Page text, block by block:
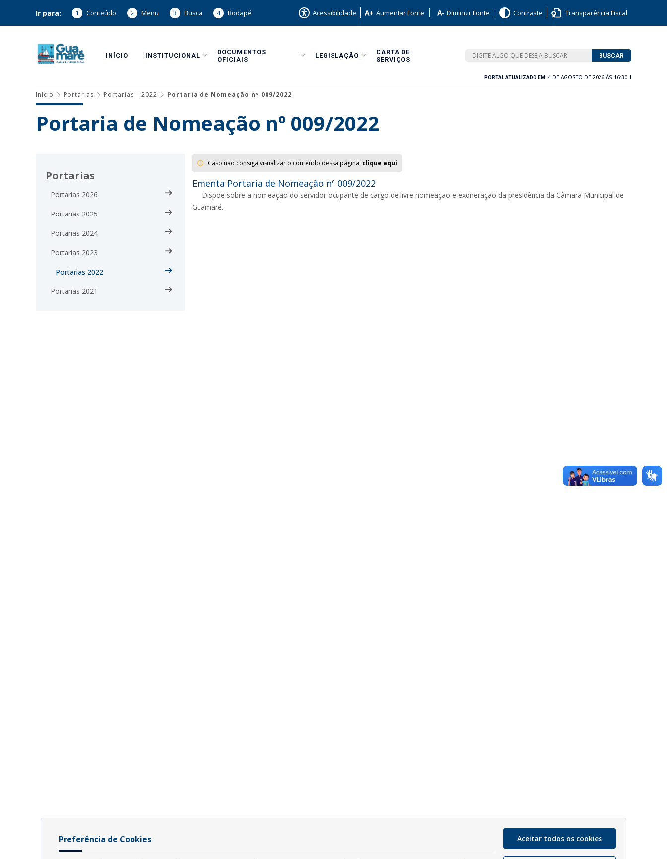
Ir para: 1 Conteúdo 2 Menu 3 Busca 4 Rodapé Acessibilidade Aumentar Fonte Diminuir Fonte Contraste Transparência Fiscal
INÍCIO INSTITUCIONAL
DOCUMENTOS
OFICIAIS
LEGISLAÇÃO
CARTA DE
SERVIÇOS
BUSCAR
PORTAL ATUALIZADO EM: 4 DE AGOSTO DE 2026 ÀS 16:30H
Início Portarias Portarias – 2022 Portaria de Nomeação nº 009/2022
Portaria de Nomeação nº 009/2022
Portarias
Portarias 2026
Portarias 2025
Portarias 2024
Portarias 2023
Portarias 2022
Portarias 2021
Caso não consiga visualizar o conteúdo dessa página, clique aqui
Ementa Portaria de Nomeação nº 009/2022
Dispõe sobre a nomeação do servidor ocupante de cargo de livre nomeação e exoneração da presidência da Câmara Municipal de
Guamaré.
Preferência de Cookies Aceitar todos os cookies